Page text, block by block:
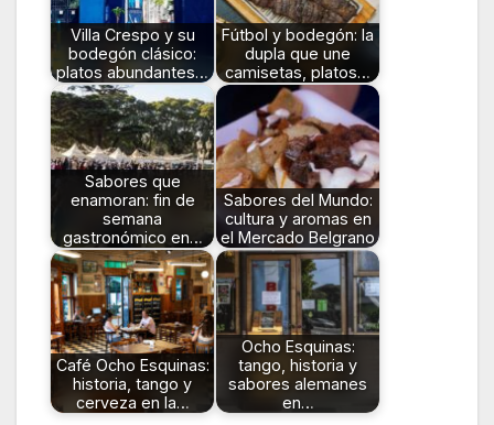
Villa Crespo y su
bodegón clásico:
platos abundantes…
Fútbol y bodegón: la
dupla que une
camisetas, platos…
Sabores que
enamoran: fin de
semana
gastronómico en…
Sabores del Mundo:
cultura y aromas en
el Mercado Belgrano
Café Ocho Esquinas:
historia, tango y
cerveza en la…
Ocho Esquinas:
tango, historia y
sabores alemanes
en…